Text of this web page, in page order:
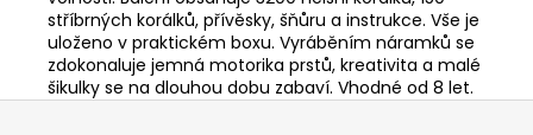
stříbrných korálků, přívěsky, šňůru a instrukce. Vše je
uloženo v praktickém boxu. Vyráběním náramků se
zdokonaluje jemná motorika prstů, kreativita a malé
šikulky se na dlouhou dobu zabaví. Vhodné od 8 let.
Z